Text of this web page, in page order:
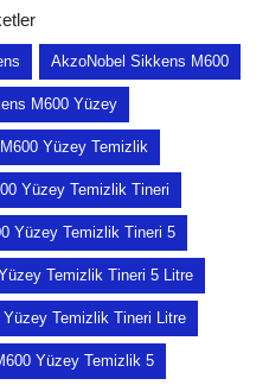
AkzoNobel Sikkens M600
M600 Yüzey
Yüzey Temizlik
Yüzey Temizlik Tineri
Yüzey Temizlik Tineri 5
Temizlik Tineri 5 Litre
Temizlik Tineri Litre
Yüzey Temizlik 5